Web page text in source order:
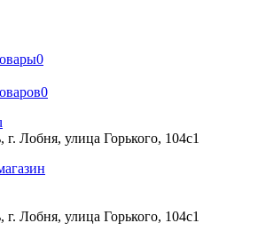
0
0
г. Лобня, улица Горького, 104с1
г. Лобня, улица Горького, 104с1